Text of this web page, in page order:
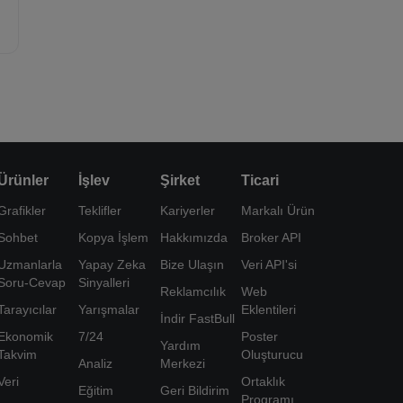
Cevap
İşlev
Teklifler
Kopya İşlem
Yapay Zeka
Sinyalleri
Yarışmalar
7/24
Analiz
Eğitim
Şirket
Kariyerler
Hakkımızda
Bize Ulaşın
Reklamcılık
İndir FastBull
Yardım
Merkezi
Geri Bildirim
Ticari
Markalı Ürün
Broker API
Veri API'si
Web
Eklentileri
Poster
Oluşturucu
Ortaklık
Programı